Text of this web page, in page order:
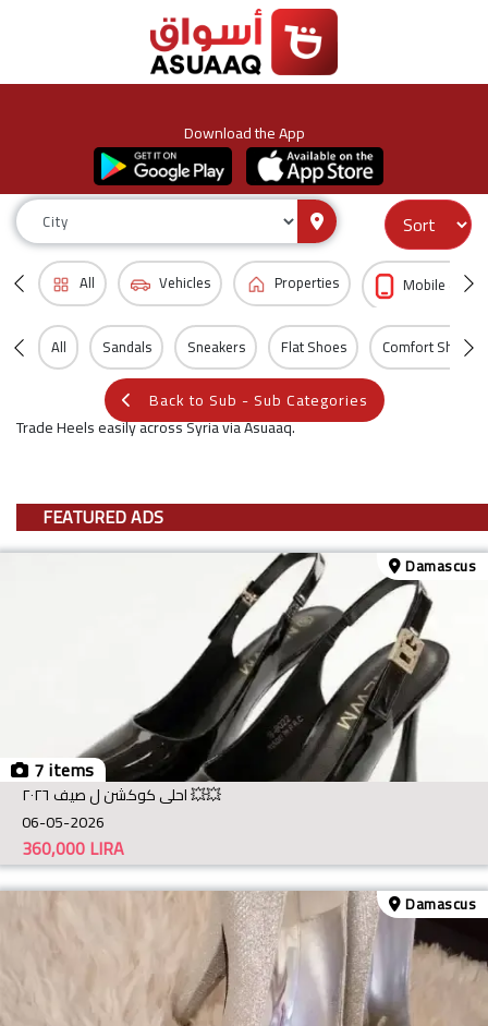
Download the App
All Vehicles Properties Mobile &
All Sandals Sneakers Flat Shoes Comfort Shoes
Back to Sub - Sub Categories
Trade Heels easily across Syria via Asuaaq.
FEATURED ADS
7 items
Damascus
احلى كوكشن ل صيف ٢٠٢٦ 💥💥
06-05-2026
LIRA
360,000
Damascus